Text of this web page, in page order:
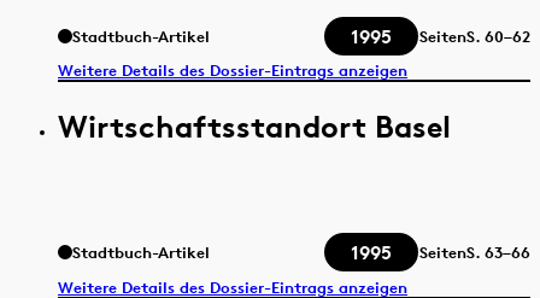
Stadtbuch-Artikel 1995 SeitenS. 60–62
Weitere Details des Dossier-Eintrags anzeigen
Wirtschaftsstandort Basel
Stadtbuch-Artikel 1995 SeitenS. 63–66
Weitere Details des Dossier-Eintrags anzeigen